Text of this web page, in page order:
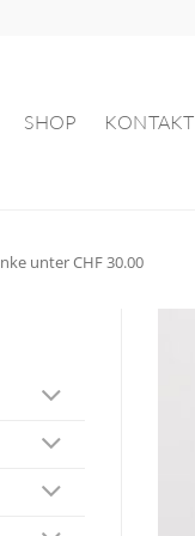
SHOP KONTAKT
unter CHF 30.00